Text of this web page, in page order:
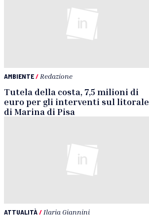
AMBIENTE/ Redazione
Tutela della costa, 7,5 milioni di
euro per gli interventi sul litorale
di Marina di Pisa
ATTUALITÀ/ Ilaria Giannini